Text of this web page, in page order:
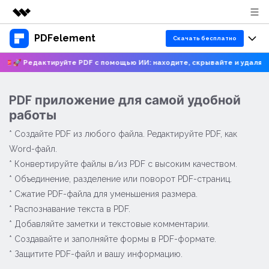
Рекомендуемые продукты
Цифровая креативность AIGC
Бизнес
Решения
О нас
Новости
Покупка
Поддержка
PDFelement Скачать бесплатно
Продукты
Версии для ПК
PDFelement для Windows
Мобильные приложения
PDFelement для iPhone/iPad
PDFelement для Android
Онлайн-редактор PDF
Функции
Читать PDF
Аннотировать PDF
Создавать PDF
Объединить PDF
Распечатать PDF
Чат с PDF
Суммаризатор PDF с ИИ
ИИ-переводчик PDF
Чат с изображениями
Ресурсы и поддержка
Руководство пользователя
PDFelement для Windows
PDFelement для Mac
PDFelement для iOS
Статьи для Windows
Знание о PDF
Инструктивные статьи
Бизнес
🚀 Редактируйте PDF с помощью ИИ: находите, скрывайте и
PDF приложение для самой удобной
работы
* Создайте PDF из любого файла. Редактируйте PDF, как
Word-файл.
* Конвертируйте файлы в/из PDF с высоким качеством.
* Объединение, разделение или поворот PDF-страниц.
* Сжатие PDF-файла для уменьшения размера.
* Распознавание текста в PDF.
* Добавляйте заметки и текстовые комментарии.
* Создавайте и заполняйте формы в PDF-формате.
* Защитите PDF-файл и вашу информацию.